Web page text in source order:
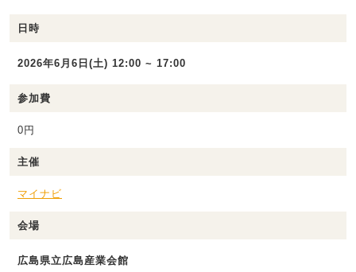
日時
2026年6月6日(土) 12:00 ~ 17:00
参加費
0円
主催
マイナビ
会場
広島県立広島産業会館